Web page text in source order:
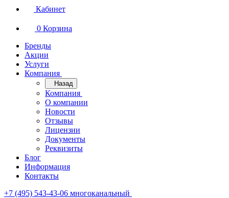
Кабинет
0 Корзина
Бренды
Акции
Услуги
Компания
Назад
Компания
О компании
Новости
Отзывы
Лицензии
Документы
Реквизиты
Блог
Информация
Контакты
+7 (495) 543-43-06 многоканальный